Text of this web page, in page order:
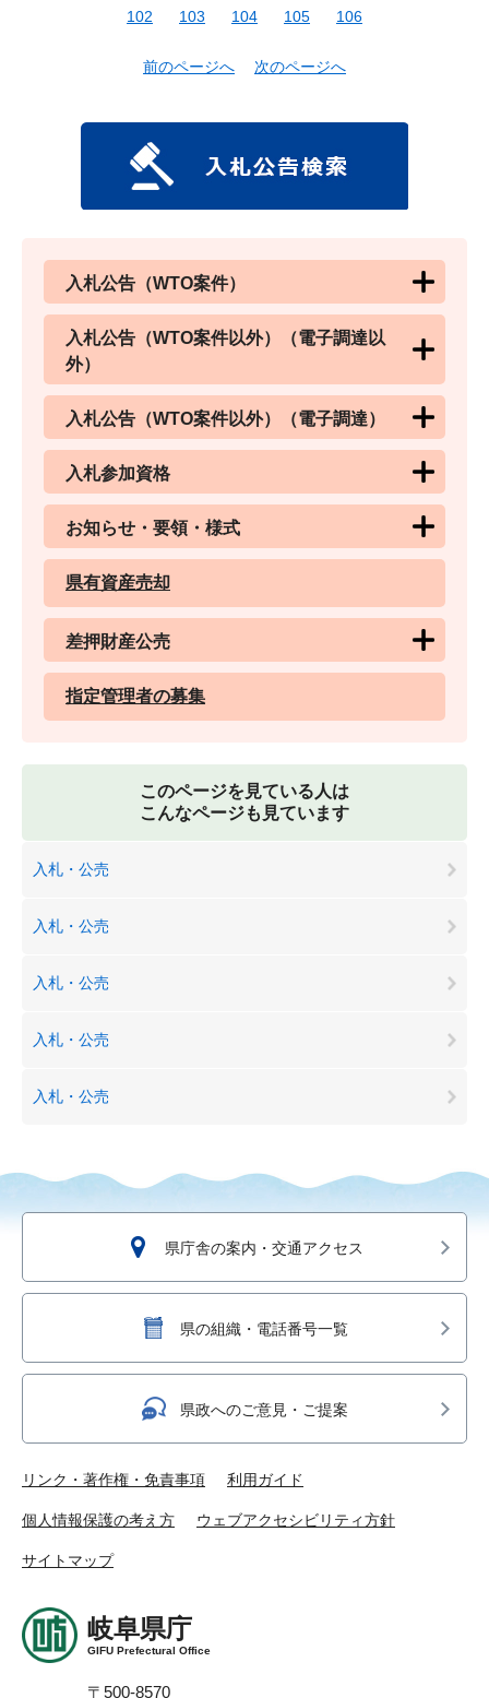
102
103 104 105 106
前のページへ 次のページへ
入札公告（WTO案件）
入札公告（WTO案件以外）（電子調達以
外）
入札公告（WTO案件以外）（電子調達）
入札参加資格
お知らせ・要領・様式
県有資産売却
差押財産公売
指定管理者の募集
このページを見ている人は
こんなページも見ています
入札・公売
入札・公売
入札・公売
入札・公売
入札・公売
県庁舎の案内・交通アクセス
県の組織・電話番号一覧
県政へのご意見・ご提案
リンク・著作権・免責事項 利用ガイド
個人情報保護の考え方 ウェブアクセシビリティ方針
サイトマップ
岐阜県庁
GIFU Prefectural Office
〒500-8570